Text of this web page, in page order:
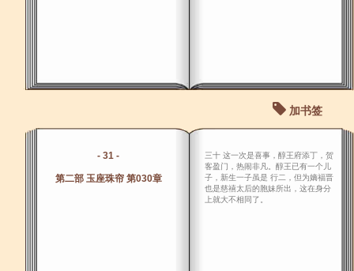
加书签
- 31 -
第二部 玉座珠帘 第030章
三十 这一次是喜事，醇王府添丁，贺
客盈门，热闹非凡。醇王已有一个儿
子，新生一子虽是 行二，但为嫡福晋
也是慈禧太后的胞妹所出，这在身分
上就大不相同了。